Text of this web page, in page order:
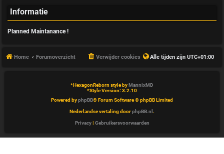
V
A
Informatie
Planned Maintanance !
Home Forumoverzicht Alle tijden zijn UTC+01:00
Verwijder cookies
*HexagonReborn style byMannixMD
*Style Version: 3.2.10
Powered byphpBB® Forum Software © phpBB Limited
Nederlandse vertaling doorphpBB.nl .
Privacy| Gebruikersvoorwaarden